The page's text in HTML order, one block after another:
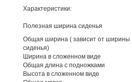
Характеристики:
Полезная ширина сиденья
Общая ширина ( зависит от ширины
сиденья)
Ширина в сложенном виде
Общая длина с подножками
Высота в сложенном виде